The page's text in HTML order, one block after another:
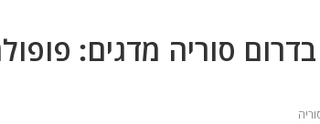
סוריה מדגים: